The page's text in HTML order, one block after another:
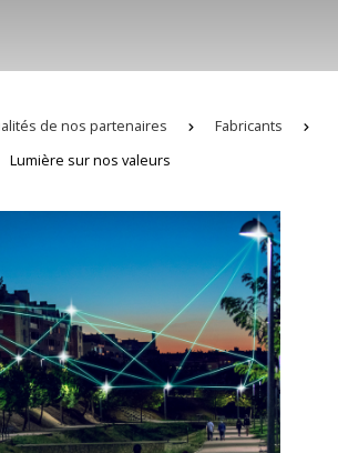
de nos partenaires
Fabricants
Lumière sur nos valeurs